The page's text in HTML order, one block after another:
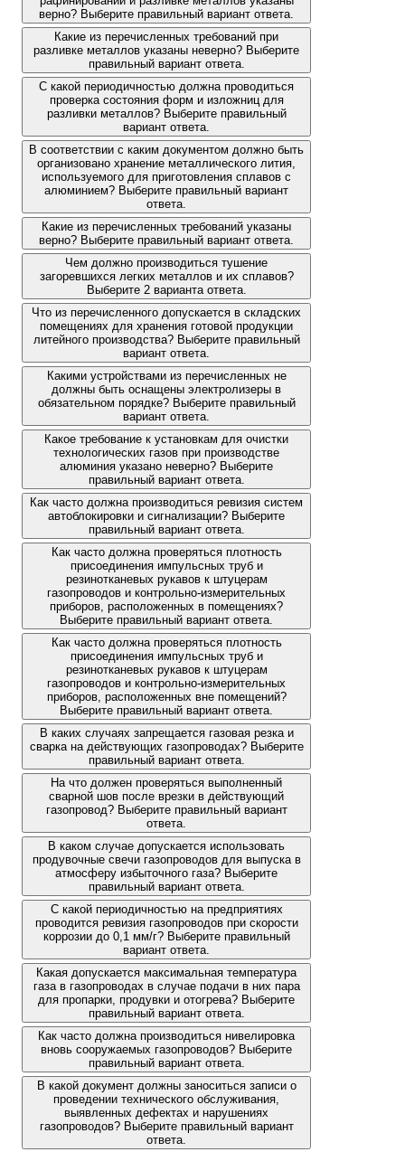
верно? Выберите правильный вариант ответа.
Какие из перечисленных требований при
разливке металлов указаны неверно? Выберите
правильный вариант ответа.
С какой периодичностью должна проводиться
проверка состояния форм и изложниц для
разливки металлов? Выберите правильный
вариант ответа.
В соответствии с каким документом должно быть
организовано хранение металлического лития,
используемого для приготовления сплавов с
алюминием? Выберите правильный вариант
ответа.
Какие из перечисленных требований указаны
верно? Выберите правильный вариант ответа.
Чем должно производиться тушение
загоревшихся легких металлов и их сплавов?
Выберите 2 варианта ответа.
Что из перечисленного допускается в складских
помещениях для хранения готовой продукции
литейного производства? Выберите правильный
вариант ответа.
Какими устройствами из перечисленных не
должны быть оснащены электролизеры в
обязательном порядке? Выберите правильный
вариант ответа.
Какое требование к установкам для очистки
технологических газов при производстве
алюминия указано неверно? Выберите
правильный вариант ответа.
Как часто должна производиться ревизия систем
автоблокировки и сигнализации? Выберите
правильный вариант ответа.
Как часто должна проверяться плотность
присоединения импульсных труб и
резинотканевых рукавов к штуцерам
газопроводов и контрольно-измерительных
приборов, расположенных в помещениях?
Выберите правильный вариант ответа.
Как часто должна проверяться плотность
присоединения импульсных труб и
резинотканевых рукавов к штуцерам
газопроводов и контрольно-измерительных
приборов, расположенных вне помещений?
Выберите правильный вариант ответа.
В каких случаях запрещается газовая резка и
сварка на действующих газопроводах? Выберите
правильный вариант ответа.
На что должен проверяться выполненный
сварной шов после врезки в действующий
газопровод? Выберите правильный вариант
ответа.
В каком случае допускается использовать
продувочные свечи газопроводов для выпуска в
атмосферу избыточного газа? Выберите
правильный вариант ответа.
С какой периодичностью на предприятиях
проводится ревизия газопроводов при скорости
коррозии до 0,1 мм/г? Выберите правильный
вариант ответа.
Какая допускается максимальная температура
газа в газопроводах в случае подачи в них пара
для пропарки, продувки и отогрева? Выберите
правильный вариант ответа.
Как часто должна производиться нивелировка
вновь сооружаемых газопроводов? Выберите
правильный вариант ответа.
В какой документ должны заноситься записи о
проведении технического обслуживания,
выявленных дефектах и нарушениях
газопроводов? Выберите правильный вариант
ответа.